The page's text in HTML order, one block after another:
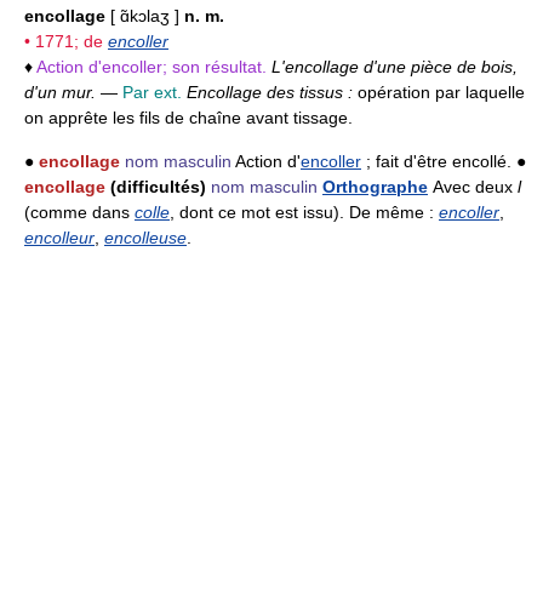
encollage [ ɑ̃kɔlaʒ ] n. m.
• 1771; de encoller
♦Action d'encoller; son résultat. L'encollage d'une pièce de bois,
d'un mur. — Par ext. Encollage des tissus : opération par laquelle
on apprête les fils de chaîne avant tissage.
● encollage nom masculin Action d'encoller ; fait d'être encollé. ●
encollage (difficultés) nom masculin Orthographe Avec deux l
(comme dans colle , dont ce mot est issu). De même : encoller
encolleur encolleuse